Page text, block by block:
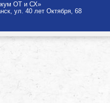
ОТ и СХ»
ул. 40 лет Октября, 68